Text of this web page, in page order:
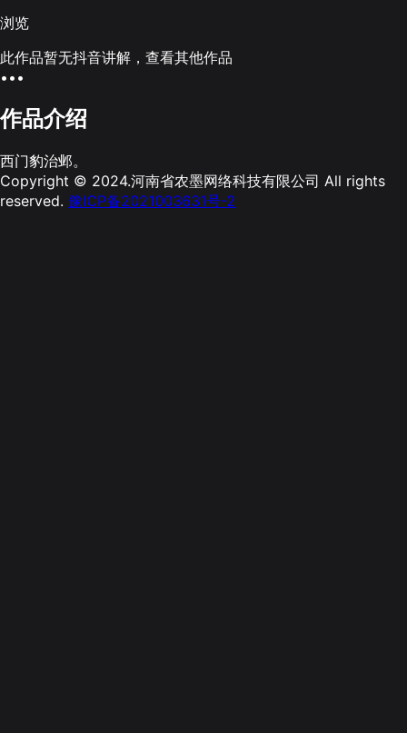
浏览
此作品暂无抖音讲解，查看其他作品
•••
作品介绍
西门豹治邺。
Copyright © 2024.河南省农墨网络科技有限公司 All rights
reserved. 豫ICP备2021003631号-2